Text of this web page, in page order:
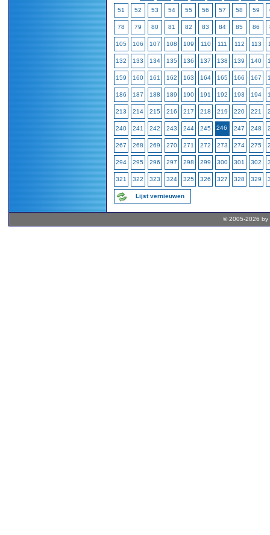
51 52 53 54 55 56 57 58 59
78 79 80 81 82 83 84 85 86
105 106 107 108 109 110 111 112 113
132 133 134 135 136 137 138 139 140
159 160 161 162 163 164 165 166 167
186 187 188 189 190 191 192 193 194
213 214 215 216 217 218 219 220 221
240 241 242 243 244 245 246 247 248
267 268 269 270 271 272 273 274 275
294 295 296 297 298 299 300 301 302
321 322 323 324 325 326 327 328 329
Lijst vernieuwen
© 2005-2026 by